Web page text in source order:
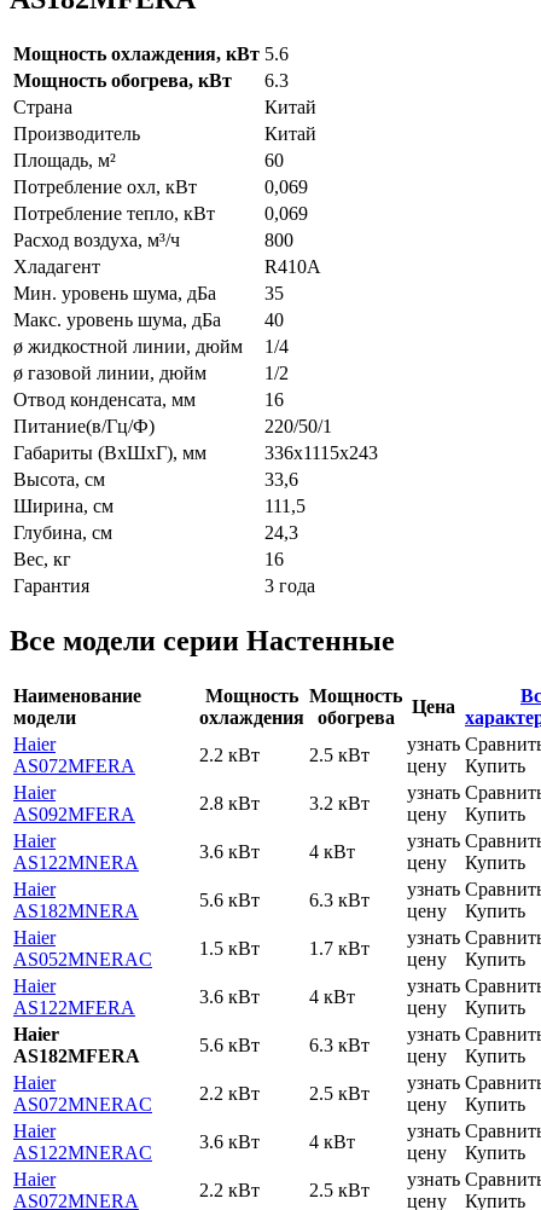
Мощность охлаждения, кВт 5.6
Мощность обогрева, кВт
6.3
Страна
Китай
Производитель
Китай
Площадь, м²
60
Потребление охл, кВт
0,069
Потребление тепло, кВт
0,069
Расход воздуха, м³/ч
800
Хладагент
R410A
Мин. уровень шума, дБа
35
Макс. уровень шума, дБа
40
ø жидкостной линии, дюйм
1/4
ø газовой линии, дюйм
1/2
Отвод конденсата, мм
16
Питание(в/Гц/Ф)
220/50/1
Габариты (ВxШxГ), мм
336х1115х243
Высота, см
33,6
Ширина, см
111,5
Глубина, см
24,3
Вес, кг
16
Гарантия
3 года
Все модели серии Настенные
Наименование
модели
Мощность
охлаждения
Мощность
обогрева
Цена
Haier
AS072MFERA
2.2 кВт 2.5 кВт
узнать
цену
Купить
Haier
AS092MFERA
2.8 кВт 3.2 кВт
узнать
цену
Купить
Haier
AS122MNERA
3.6 кВт 4 кВт
узнать
цену
Купить
Haier
AS182MNERA
5.6 кВт 6.3 кВт
узнать
цену
Купить
Haier
AS052MNERAC
1.5 кВт 1.7 кВт
узнать
цену
Купить
Haier
AS122MFERA
3.6 кВт 4 кВт
узнать
цену
Купить
Haier
AS182MFERA
5.6 кВт 6.3 кВт
узнать
цену
Купить
Haier
AS072MNERAC
2.2 кВт 2.5 кВт
узнать
цену
Купить
Haier
AS122MNERAC
3.6 кВт 4 кВт
узнать
цену
Купить
Haier
AS072MNERA
2.2 кВт 2.5 кВт
узнать
цену
Купить